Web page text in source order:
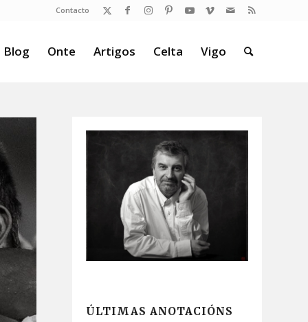
Contacto
Blog Onte Artigos Celta Vigo
ÚLTIMAS ANOTACIÓNS